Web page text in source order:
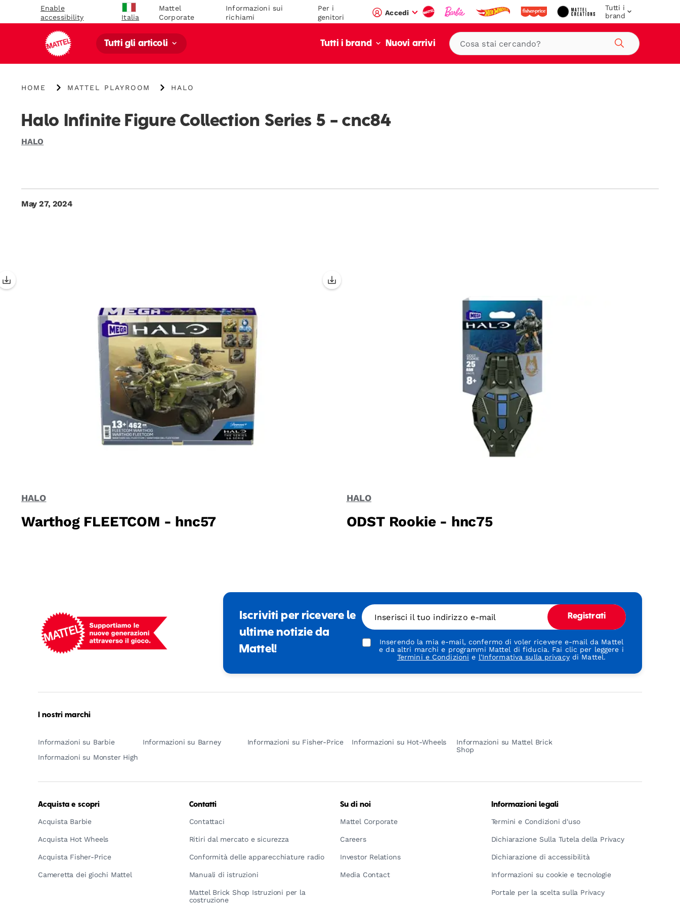
Enable
accessibility
Italia
Mattel
Corporate
Informazioni sui
richiami
Per i
genitori
Accedi
Tutti i
brand
Tutti gli articoli Tutti i brand Nuovi arrivi
Cerca
{"key":"Home","value":"\/"}
HOME
{"key":"Mattel
MATTEL PLAYROOM
{"key":"HALO","value":"\/blogs\/mega-
category-
halo"}
HALO
Halo Infinite Figure Collection Series 5 - cnc84
HALO
May 27, 2024
HALO
Warthog FLEETCOM - hnc57
HALO
ODST Rookie - hnc75
Iscriviti per ricevere le
ultime notizie da
Mattel!
Inserisci il tuo indirizzo e-mail Registrati
Inserendo la mia e-mail, confermo di voler ricevere e-mail da Mattel
e da altri marchi e programmi Mattel di fiducia. Fai clic per leggere i
Termini e Condizioni e l'Informativa sulla privacydi Mattel.
I nostri marchi
Informazioni su Barbie Informazioni su Barney Informazioni su Fisher-Price Informazioni su Hot-Wheels
Informazioni su Mattel Brick
Shop
Informazioni su Monster High
Acquista e scopri
Acquista Barbie
Acquista Hot Wheels
Acquista Fisher-Price
Cameretta dei giochi Mattel
Contatti
Contattaci
Ritiri dal mercato e sicurezza
Conformità delle apparecchiature radio
Manuali di istruzioni
Mattel Brick Shop Istruzioni per la
costruzione
Su di noi
Mattel Corporate
Careers
Investor Relations
Media Contact
Informazioni legali
Termini e Condizioni d'uso
Dichiarazione Sulla Tutela della Privacy
Dichiarazione di accessibilità
Informazioni su cookie e tecnologie
Portale per la scelta sulla Privacy